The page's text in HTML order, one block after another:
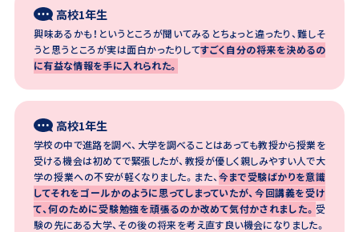
高校1年生
興味あるかも！というところが聞いてみるとちょっと違ったり、難しそ
うと思うところが実は面白かったりしてすごく自分の将来を決めるの
に有益な情報を手に入れられた。
高校1年生
学校の中で進路を調べ、大学を調べることはあっても教授から授業を
受ける機会は初めてで緊張したが、教授が優しく親しみやすい人で大
学の授業への不安が軽くなりました。また、今まで受験ばかりを意識
してそれをゴールかのように思ってしまっていたが、今回講義を受け
て、何のために受験勉強を頑張るのか改めて気付かされました。 受
験の先にある大学、その後の将来を考え直す良い機会になりました。